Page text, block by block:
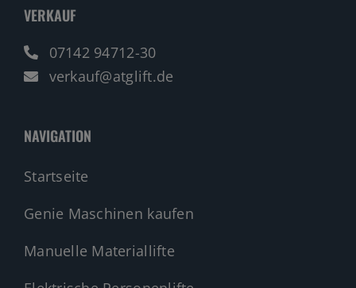
VERKAUF
07142 94712-30
verkauf@atglift.de
NAVIGATION
Startseite
Genie Maschinen kaufen
Manuelle Materiallifte